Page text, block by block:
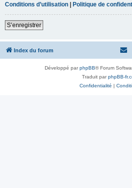
Conditions d’utilisation | Politique de
S’enregistrer
Index du forum
Développé parphpBB® Forum
Traduit parphpBB-
Confidentialité |